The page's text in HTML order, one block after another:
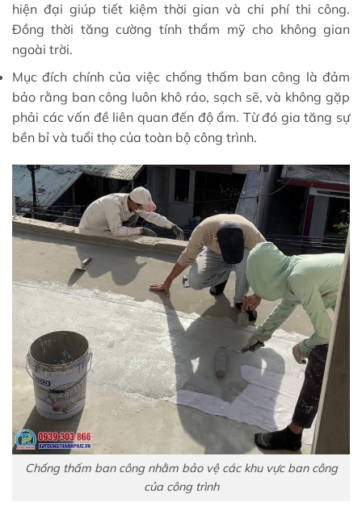
hiện đại giúp tiết kiệm thời gian và chi phí thi công.
Đồng thời tăng cường tính thẩm mỹ cho không gian
ngoài trời.
Mục đích chính của việc chống thấm ban công là đảm
bảo rằng ban công luôn khô ráo, sạch sẽ, và không gặp
phải các vấn đề liên quan đến độ ẩm. Từ đó gia tăng sự
bền bỉ và tuổi thọ của toàn bộ công trình.
Chống thấm ban công nhằm bảo vệ các khu vực ban công
của công trình